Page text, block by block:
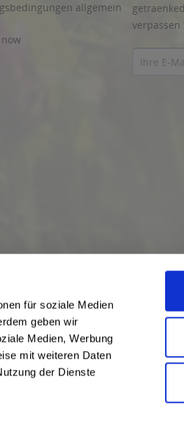
für soziale Medien
geben wir
Medien, Werbung
mit weiteren Daten
der Dienste
allgemein
verpassen